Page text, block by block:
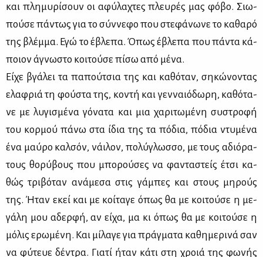
και πλη­μυ­ρί­σουν οι αφύ­λα­χτες πλευ­ρές μας φό­βο. Σιω­
πού­σε πά­ντως για το σύν­νε­φο που στε­φά­νω­νε το κα­θα­ρό
της βλέμ­μα. Εγώ το έβλε­πα. Όπως έβλε­πα που πά­ντα κά­
ποιον άγνω­στο κοι­τού­σε πί­σω από μέ­να.
Εί­χε βγά­λει τα πα­πού­τσια της και κα­θό­ταν, ση­κώ­νο­ντας
ελα­φριά τη φού­στα της, κο­ντή και γεν­ναιό­δω­ρη, κα­θό­τα­
νε με λυ­γι­σμέ­να γό­να­τα και μια χα­ρι­τω­μέ­νη συ­στρο­φή
του κορ­μού πά­νω στα ίδια της τα πό­δια, πό­δια ντυ­μέ­να
ένα μαύ­ρο καλ­σόν, νάι­λον, πο­λύ­γλωσ­σο, με τους αδιό­ρα­
τους θο­ρύ­βους που μπο­ρού­σες να φα­ντα­στείς έτσι κα­
θώς τρι­βό­ταν ανά­με­σα στις γά­μπες και στους μη­ρούς
της. Ήταν εκεί και με κοί­τα­γε όπως θα με κοι­τού­σε η με­
γά­λη μου αδερ­φή, αν εί­χα, μα κι όπως θα με κοι­τού­σε η
μό­λις ερω­μέ­νη. Και μί­λα­γε για πράγ­μα­τα κα­θη­με­ρι­νά σαν
να φύ­τευε δέ­ντρα. Για­τί ήταν κά­τι στη χροιά της φω­νής